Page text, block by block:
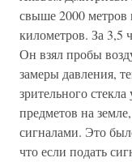
свыше 2000 метров
километров. За 3,5
Он взял пробы
замеры давления,
зрительного
предметов на
сигналами. Это
что если подать